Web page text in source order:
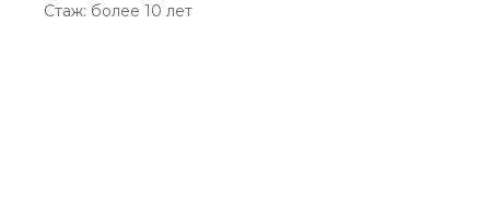
Стаж: более 10 лет